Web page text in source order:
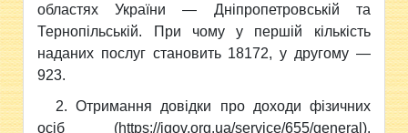
областях України — Дніпропетровській та
Тернопільській. При чому у першій кількість
наданих послуг становить 18172, у другому —
923.
2. Отримання довідки про доходи фізичних
осіб (https://igov.org.ua/service/655/general).